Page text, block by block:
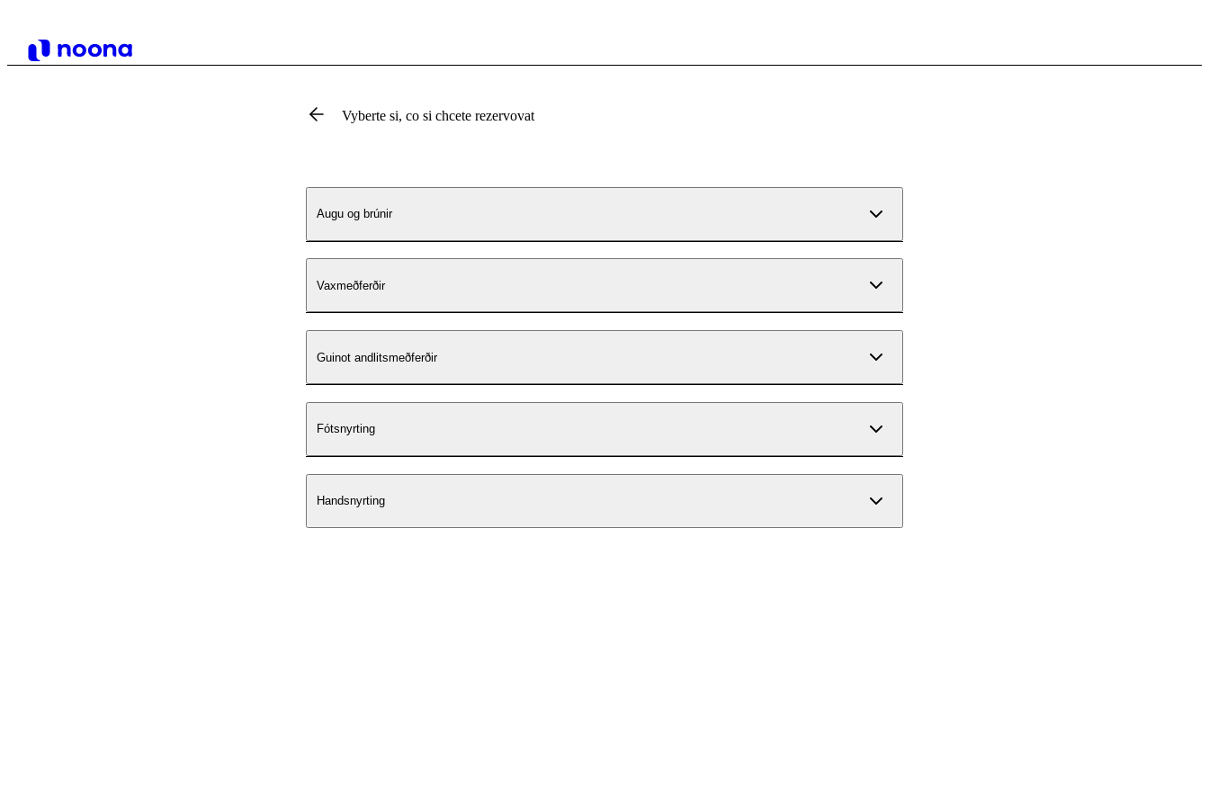
Vyberte si, co si chcete rezervovat
Augu og brúnir
Vaxmeðferðir
Guinot andlitsmeðferðir
Fótsnyrting
Handsnyrting